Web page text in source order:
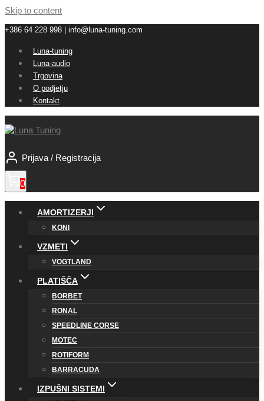
Skip to content
+386 64 228 998 | info@luna-tuning.com
Luna-tuning
Luna-audio
Trgovina
O podjetju
Kontakt
Prijava / Registracija
0
AMORTIZERJI
KONI
VZMETI
VOGTLAND
PLATIŠČA
BORBET
RONAL
SPEEDLINE CORSE
MOTEC
ROTIFORM
BARRACUDA
IZPUŠNI SISTEMI